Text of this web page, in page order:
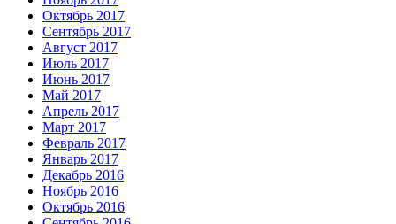
Октябрь 2017
Сентябрь 2017
Август 2017
Июль 2017
Июнь 2017
Май 2017
Апрель 2017
Март 2017
Февраль 2017
Январь 2017
Декабрь 2016
Ноябрь 2016
Октябрь 2016